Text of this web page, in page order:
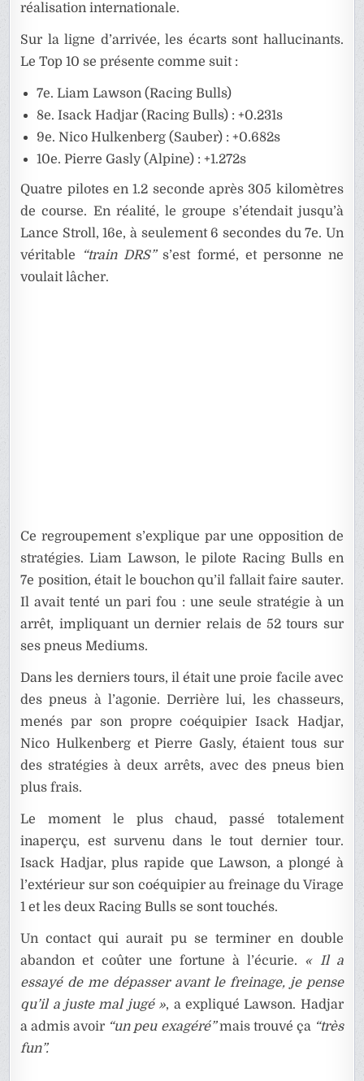
réalisation internationale.
Sur la ligne d’arrivée, les écarts sont hallucinants.
Le Top 10 se présente comme suit :
7e. Liam Lawson (Racing Bulls)
8e. Isack Hadjar (Racing Bulls) : +0.231s
9e. Nico Hulkenberg (Sauber) : +0.682s
10e. Pierre Gasly (Alpine) : +1.272s
Quatre pilotes en 1.2 seconde après 305 kilomètres
de course. En réalité, le groupe s’étendait jusqu’à
Lance Stroll, 16e, à seulement 6 secondes du 7e. Un
véritable
“train DRS”s’est formé, et personne ne
voulait lâcher.
Ce regroupement s’explique par une opposition de
stratégies. Liam Lawson, le pilote Racing Bulls en
7e position, était le bouchon qu’il fallait faire sauter.
Il avait tenté un pari fou : une seule stratégie à un
arrêt, impliquant un dernier relais de 52 tours sur
ses pneus Mediums.
Dans les derniers tours, il était une proie facile avec
des pneus à l’agonie. Derrière lui, les chasseurs,
menés par son propre coéquipier Isack Hadjar,
Nico Hulkenberg et Pierre Gasly, étaient tous sur
des stratégies à deux arrêts, avec des pneus bien
plus frais.
Le moment le plus chaud, passé totalement
inaperçu, est survenu dans le tout dernier tour.
Isack Hadjar, plus rapide que Lawson, a plongé à
l’extérieur sur son coéquipier au freinage du Virage
1 et les deux Racing Bulls se sont touchés.
Un contact qui aurait pu se terminer en double
abandon et coûter une fortune à l’écurie. « Il a
essayé de me dépasser avant le freinage, je pense
qu’il a juste mal jugé », a expliqué Lawson. Hadjar
a admis avoir “un peu exagéré”mais trouvé ça “très
fun”.